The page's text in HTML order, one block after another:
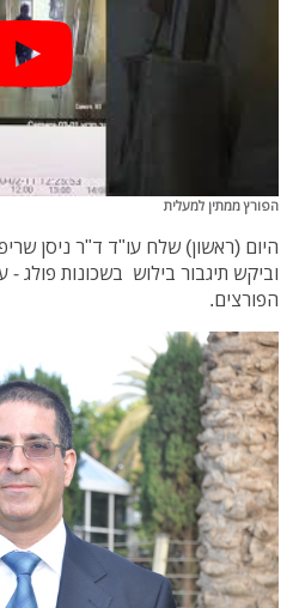
הפורץ ממתין למעלית
היום (ראשון) שלח עו"ד ד"ר ניסן
וביקש תיגבור בילוש בשכונות פולג
הפורצים.